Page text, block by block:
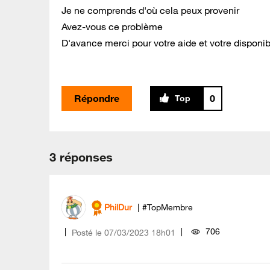
Je ne comprends d'où cela peux provenir
Avez-vous ce problème
D'avance merci pour votre aide et votre
Répondre 0
3 réponses
PhilDur #TopMembre
Posté le ‎07/03/2023 18h01 706